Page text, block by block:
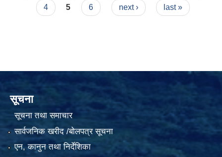
4
5 6 next › last »
सूचना
सूचना तथा समाचार
सार्वजनिक खरीद /बोलपत्र सूचना
एन, कानुन तथा निर्देशिका